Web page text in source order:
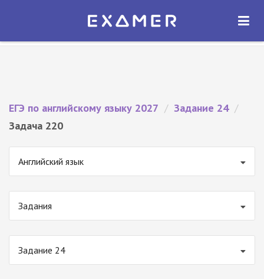
Экзамер — ЕГЭ 2027
ОТКРЫТЬ
ЕГЭ по английскому языку 2027 / Задание 24 /
Задача 220
Английский язык
Задания
Задание 24